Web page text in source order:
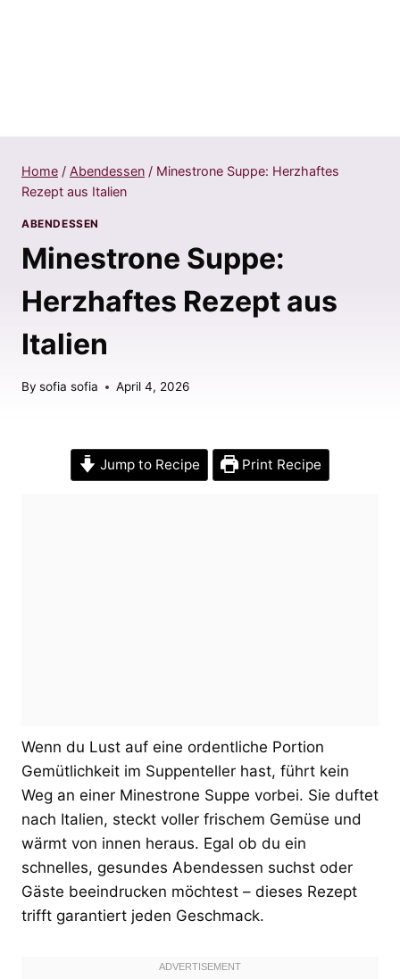
Home / Abendessen / Minestrone Suppe: Herzhaftes
Rezept aus Italien
ABENDESSEN
Minestrone Suppe:
Herzhaftes Rezept aus
Italien
By sofia sofia April 4, 2026
Jump to Recipe Print Recipe
Wenn du Lust auf eine ordentliche Portion
Gemütlichkeit im Suppenteller hast, führt kein
Weg an einer Minestrone Suppe vorbei. Sie duftet
nach Italien, steckt voller frischem Gemüse und
wärmt von innen heraus. Egal ob du ein
schnelles, gesundes Abendessen suchst oder
Gäste beeindrucken möchtest – dieses Rezept
trifft garantiert jeden Geschmack.